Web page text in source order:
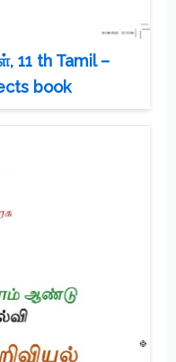
11 th Tamil –
book